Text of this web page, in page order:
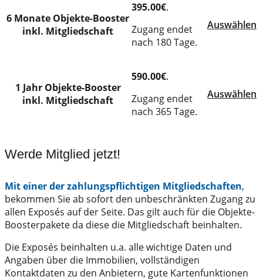
6 Monate Objekte-Booster
inkl. Mitgliedschaft
395.00€.
Zugang endet
nach 180 Tage.
Auswählen
1 Jahr Objekte-Booster
inkl. Mitgliedschaft
590.00€.
Zugang endet
nach 365 Tage.
Auswählen
Werde Mitglied jetzt!
Mit einer der zahlungspflichtigen Mitgliedschaften,
bekommen Sie ab sofort den unbeschränkten Zugang zu
allen Exposés auf der Seite. Das gilt auch für die Objekte-
Boosterpakete da diese die Mitgliedschaft beinhalten.
Die Exposés beinhalten u.a. alle wichtige Daten und
Angaben über die Immobilien, vollständigen
Kontaktdaten zu den Anbietern, gute Kartenfunktionen